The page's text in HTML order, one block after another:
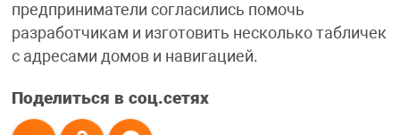
предприниматели согласились помочь
разработчикам и изготовить несколько табличек
с адресами домов и навигацией.
Поделиться в соц.сетях